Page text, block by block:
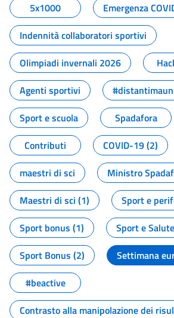
5x1000
Emergenza
Indennità collaboratori sportivi
Olimpiadi invernali 2026
Agenti sportivi
Sport e scuola
Spadafora
Contributi
COVID-19 (2)
maestri di sci
Ministro
Maestri di sci (1)
Sport e
Sport bonus (1)
Sport e
Sport Bonus (2)
Settimana
#beactive
Contrasto alla manipolazione dei